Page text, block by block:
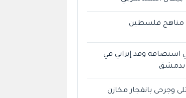
مناهج فلسطين
استضافة وفد إيراني في
بدمشق
وجرحى بانفجار مخازن